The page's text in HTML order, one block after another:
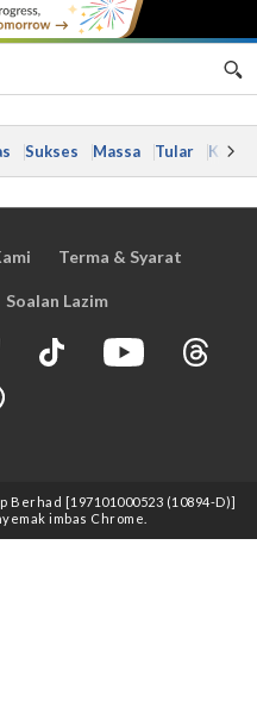
Sukses Massa Tular Kes
Terma & Syarat
Soalan Lazim
Berhad [197101000523 (10894-D)]
imbas Chrome.